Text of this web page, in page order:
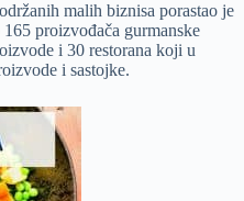
malih biznisa porastao je
proizvođača gurmanske
i 30 restorana koji u
i sastojke.